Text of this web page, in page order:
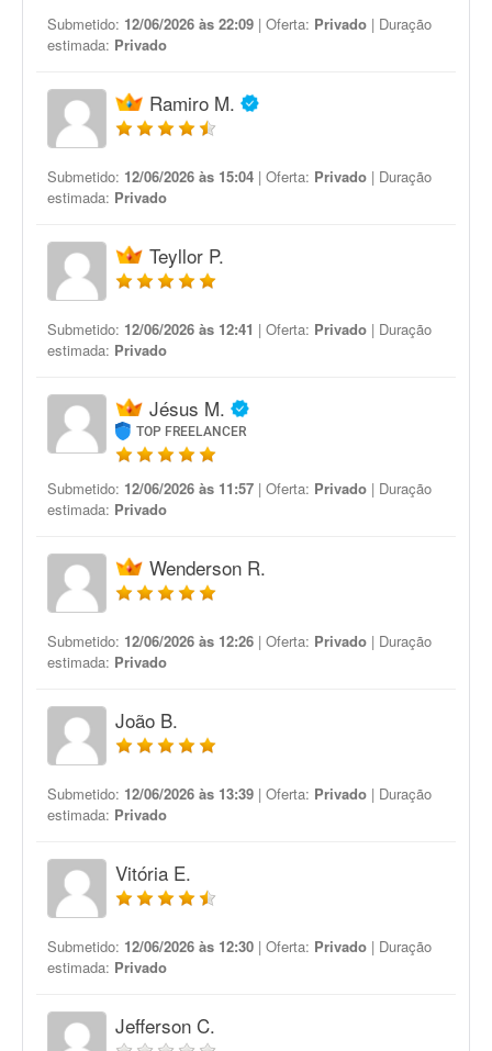
Submetido: 12/06/2026 às 22:09 | Oferta: Privado | Duração
estimada: Privado
Ramiro M.
Submetido: 12/06/2026 às 15:04 | Oferta: Privado | Duração
estimada: Privado
Teyllor P.
Submetido: 12/06/2026 às 12:41 | Oferta: Privado | Duração
estimada: Privado
Jésus M.
TOP FREELANCER
Submetido: 12/06/2026 às 11:57 | Oferta: Privado | Duração
estimada: Privado
Wenderson R.
Submetido: 12/06/2026 às 12:26 | Oferta: Privado | Duração
estimada: Privado
João B.
Submetido: 12/06/2026 às 13:39 | Oferta: Privado | Duração
estimada: Privado
Vitória E.
Submetido: 12/06/2026 às 12:30 | Oferta: Privado | Duração
estimada: Privado
Jefferson C.